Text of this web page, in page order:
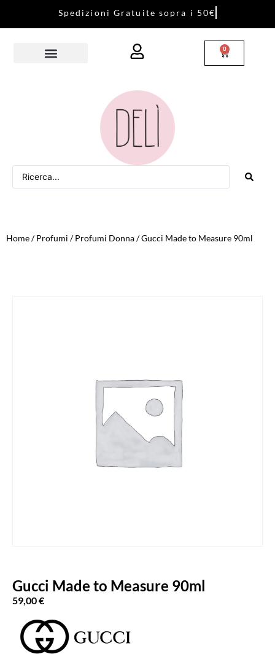
Sped izi on i Gratu ite sopra i 50€
0
Home/Profumi /Profumi Donna/ Gucci Made to Measure 90ml
Gucci Made to Measure 90ml
59,00€